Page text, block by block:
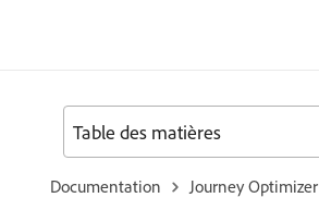
Documentation
Journey Optimizer
Table des matières